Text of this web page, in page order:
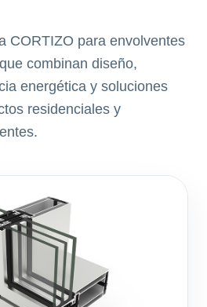
CORTIZO para envolventes
combinan diseño,
energética y soluciones
residenciales y